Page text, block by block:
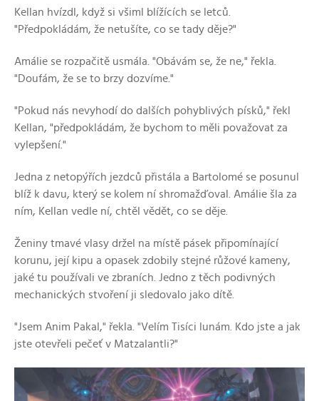
Kellan hvízdl, když si všiml blížících se letců.
"Předpokládám, že netušíte, co se tady děje?"
Amálie se rozpačitě usmála. "Obávám se, že ne," řekla.
"Doufám, že se to brzy dozvíme."
"Pokud nás nevyhodí do dalších pohyblivých písků," řekl
Kellan, "předpokládám, že bychom to měli považovat za
vylepšení."
Jedna z netopýřích jezdců přistála a Bartolomé se posunul
blíž k davu, který se kolem ní shromažďoval. Amálie šla za
ním, Kellan vedle ní, chtěl vědět, co se děje.
Ženiny tmavé vlasy držel na místě pásek připomínající
korunu, její kipu a opasek zdobily stejné růžové kameny,
jaké tu používali ve zbraních. Jedno z těch podivných
mechanických stvoření ji sledovalo jako dítě.
"Jsem Anim Pakal," řekla. "Velím Tisíci lunám. Kdo jste a jak
jste otevřeli pečeť v Matzalantli?"